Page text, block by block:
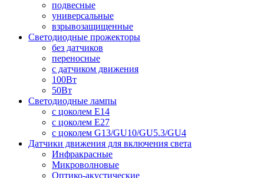
подвесные
универсальные
взрывозащищенные
Светодиодные прожекторы
без датчиков
переносные
с датчиком движения
100Вт
50Вт
Светодиодные лампы
с цоколем E14
с цоколем E27
с цоколем G13/GU10/GU5.3/GU4
Датчики движения для включения света
Инфракрасные
Микроволновые
Оптико-акустические